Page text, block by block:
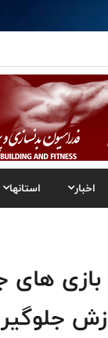
اخبار استانها
های